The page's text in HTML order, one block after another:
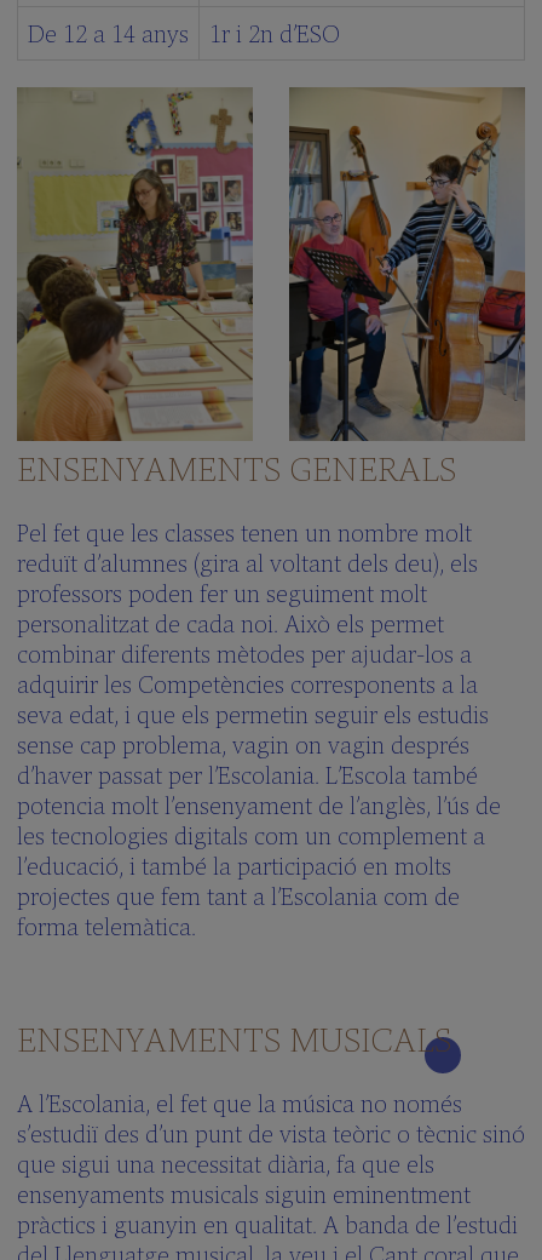
Pla
d’estudis
del
Blog
100peus
Escola
Verda
Què
vols
saber?
(FAQS)
Galeria
multimèdia
Clickedu
Una
gran
família
Activitats
Aprenem
Anglés
Què
vols
saber?
(FAQS)
Galeria
multimèdia
SCHOLA
CANTORUM
La
Schola
Repertori
Forma’n
part
Preguntes
Freqüents
De 12 a 14 anys
1r i 2n d’ESO
ENSENYAMENTS GENERALS
Pel fet que les classes tenen un nombre molt
reduït d’alumnes (gira al voltant dels deu), els
professors poden fer un seguiment molt
personalitzat de cada noi. Això els permet
combinar diferents mètodes per ajudar-los a
adquirir les Competències corresponents a la
seva edat, i que els permetin seguir els estudis
sense cap problema, vagin on vagin després
d’haver passat per l’Escolania. L’Escola també
potencia molt l’ensenyament de l’anglès, l’ús de
les tecnologies digitals com un complement a
l’educació, i també la participació en molts
projectes que fem tant a l’Escolania com de
forma telemàtica.
ENSENYAMENTS MUSICALS
A l’Escolania, el fet que la música no només
s’estudiï des d’un punt de vista teòric o tècnic sinó
que sigui una necessitat diària, fa que els
ensenyaments musicals siguin eminentment
pràctics i guanyin en qualitat. A banda de l’estudi